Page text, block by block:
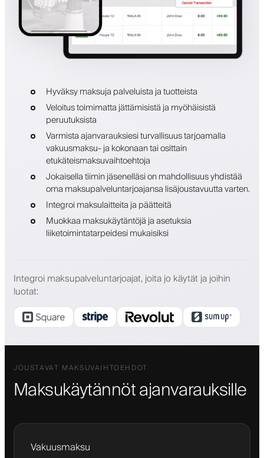
Hyväksy maksuja palveluista ja tuotteista
Veloitus toimimatta jättämisistä ja myöhäisistä
peruutuksista
Varmista ajanvarauksiesi turvallisuus tarjoamalla
vakuusmaksu- ja kokonaan tai osittain
etukäteismaksuvaihtoehtoja
Jokaisella tiimin jäsenelläsi on mahdollisuus yhdistää
oma maksupalveluntarjoajansa lisäjoustavuutta varten.
Integroi maksulaitteita ja päätteitä
Muokkaa maksukäytäntöjä ja asetuksia
liiketoimintatarpeidesi mukaisiksi
Integroi maksupalveluntarjoajat, joita jo käytät ja joihin
luotat:
JOUSTAVAT MAKSUVAIHTOEHDOT
Maksukäytännöt ajanvarauksille
Vakuusmaksu